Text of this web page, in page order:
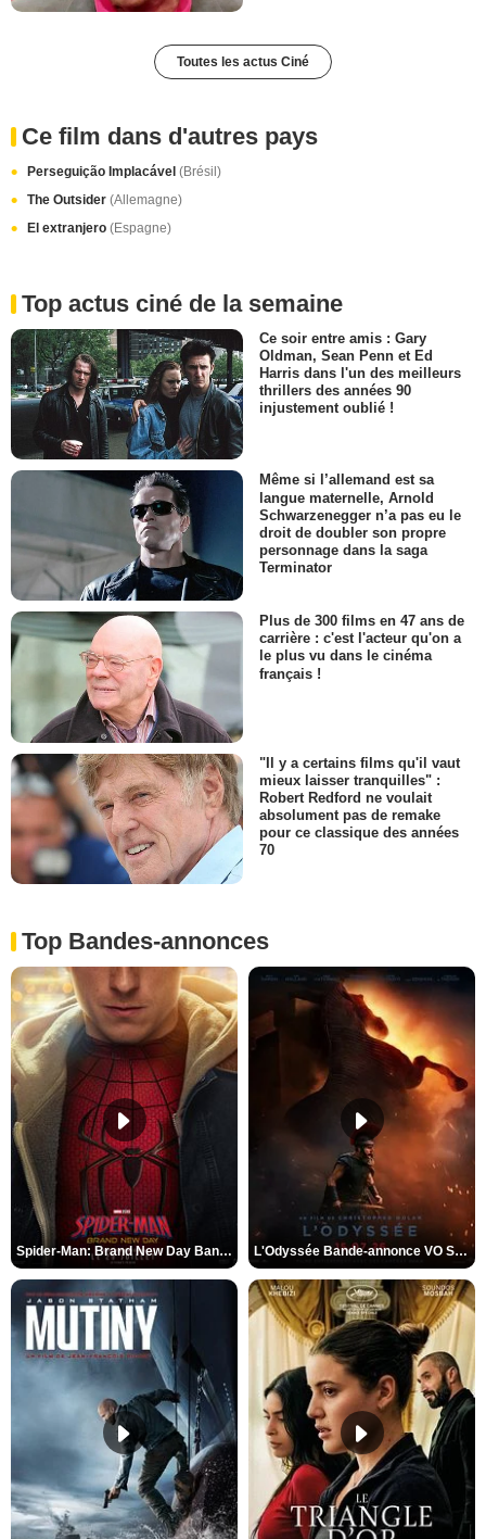
Toutes les actus Ciné
Ce film dans d'autres pays
Perseguição Implacável (Brésil)
The Outsider (Allemagne)
El extranjero (Espagne)
Top actus ciné de la semaine
Ce soir entre amis : Gary
Oldman, Sean Penn et Ed
Harris dans l'un des meilleurs
thrillers des années 90
injustement oublié !
Même si l’allemand est sa
langue maternelle, Arnold
Schwarzenegger n’a pas eu le
droit de doubler son propre
personnage dans la saga
Terminator
Plus de 300 films en 47 ans de
carrière : c'est l'acteur qu'on a
le plus vu dans le cinéma
français !
"Il y a certains films qu'il vaut
mieux laisser tranquilles" :
Robert Redford ne voulait
absolument pas de remake
pour ce classique des années
70
Top Bandes-annonces
Spider-Man: Brand New Day Bande-annonce VO STFR L'Odyssée Bande-annonce VO STFR